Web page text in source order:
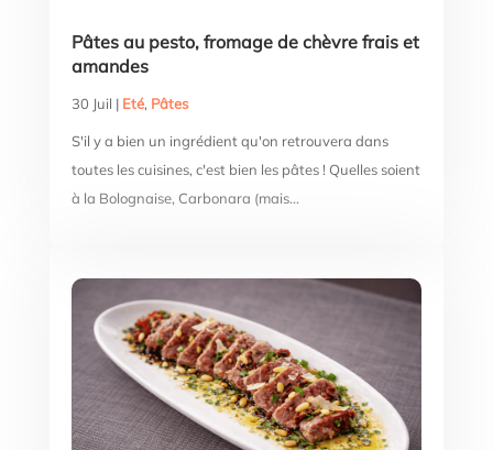
Pâtes au pesto, fromage de chèvre frais et
amandes
30 Juil | Eté, Pâtes
S'il y a bien un ingrédient qu'on retrouvera dans
toutes les cuisines, c'est bien les pâtes ! Quelles soient
à la Bolognaise, Carbonara (mais...